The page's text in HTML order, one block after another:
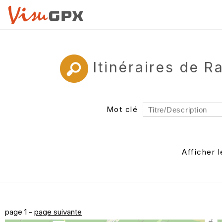
Itinéraires de
Mot clé
Auteur
Afficher
page 1 - page suivante